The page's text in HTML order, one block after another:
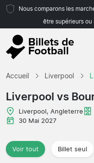
Nous comparons les
être supérieurs
Accueil Liverpool
Liverpool vs
Liverpool, Angleterre
30 Mai 2027
Voir tout Billet seul